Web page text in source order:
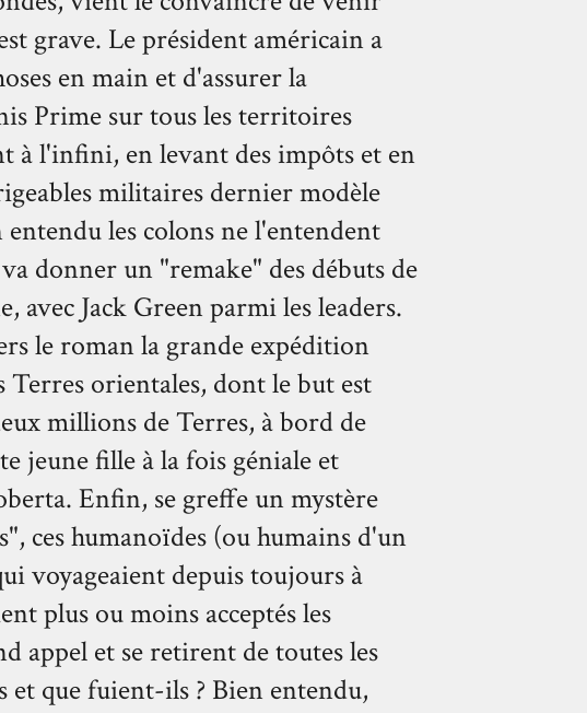
grave. Le président américain a
en main et d'assurer la
Prime sur tous les territoires
à l'infini, en levant des impôts et en
militaires dernier modèle
les colons ne l'entendent
donner un "remake" des débuts de
avec Jack Green parmi les leaders.
le roman la grande expédition
orientales, dont le but est
millions de Terres, à bord de
jeune fille à la fois géniale et
Enfin, se greffe un mystère
ces humanoïdes (ou humains d'un
voyageaient depuis toujours à
plus ou moins acceptés les
appel et se retirent de toutes les
que fuient-ils ? Bien entendu,